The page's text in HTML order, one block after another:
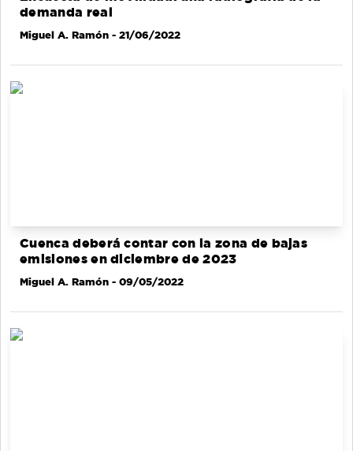
demanda real
Miguel A. Ramón - 21/06/2022
Cuenca deberá contar con la zona de bajas
emisiones en diciembre de 2023
Miguel A. Ramón - 09/05/2022